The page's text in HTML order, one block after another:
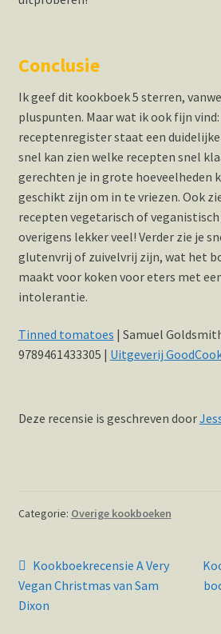
Conclusie
Ik geef dit kookboek 5 sterren,
pluspunten. Maar wat ik ook fijn
receptenregister staat een
snel kan zien welke recepten snel
gerechten je in grote hoeveelheden
geschikt zijn om in te vriezen. Ook
recepten vegetarisch of
overigens lekker veel! Verder zie je
glutenvrij of zuivelvrij zijn, wat het
maakt voor koken voor eters met
intolerantie.
Tinned tomatoes | Samuel
9789461433305 | Uitgeverij
Deze recensie is geschreven door
Categorie: Overige kookboeken
Bericht
navigatie
Vorig
bericht:
Kookboekrecensie A Very
Vegan Christmas van Sam
Dixon